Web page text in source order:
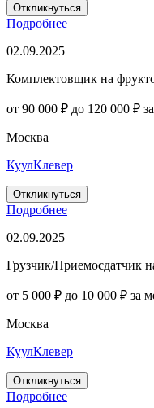
Откликнуться
Подробнее
02.09.2025
Комплектовщик на
от 90 000 ₽ до 120 000 ₽
Москва
КуулКлевер
Откликнуться
Подробнее
02.09.2025
Грузчик/Приемосдатчик
от 5 000 ₽ до 10 000 ₽ за
Москва
КуулКлевер
Откликнуться
Подробнее